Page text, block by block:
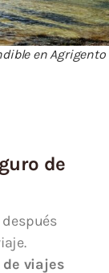
en Agrigento
de
después
de viajes